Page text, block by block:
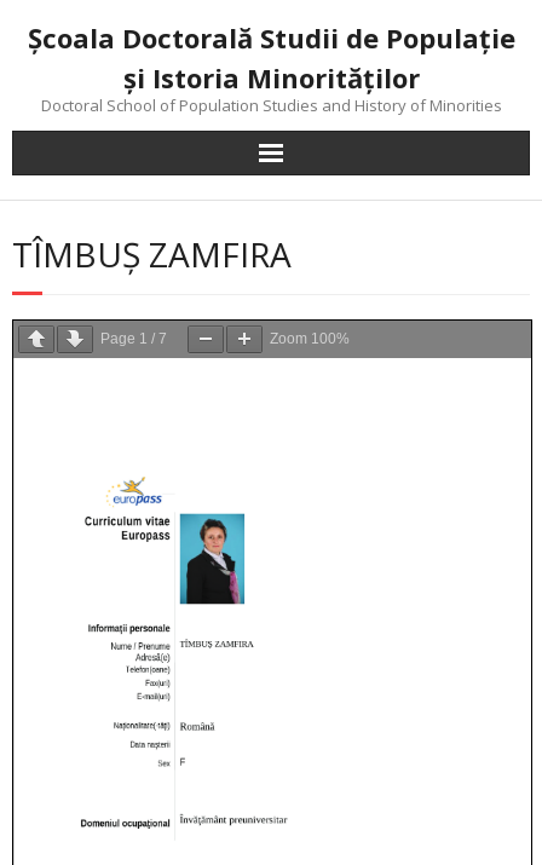
content
Şcoala Doctorală Studii de Populaţie
şi Istoria Minorităţilor
Doctoral School of Population Studies and History of Minorities
TÎMBUŞ ZAMFIRA
Page 1 / 7 Zoom 100%